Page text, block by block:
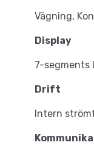
Vägning,
Display
7-segments
Drift
Intern